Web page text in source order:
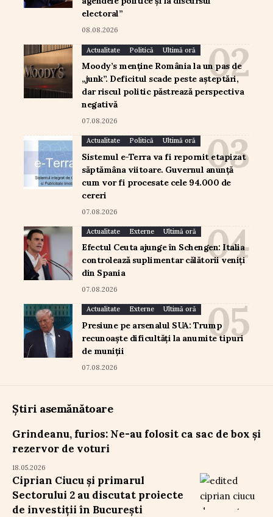
electoral”
08.08.2026
Actualitate Politică Ultimă oră
Moody’s menține România la un pas de
„junk”. Deficitul scade peste așteptări,
dar riscul politic păstrează perspectiva
negativă
07.08.2026
Actualitate Politică Ultimă oră
Sistemul e-Terra va fi repornit etapizat
săptămâna viitoare. Guvernul anunță
cum vor fi procesate cele 94.000 de
cereri
07.08.2026
Actualitate Externe Ultimă oră
Efectul Ceuta ajunge în Schengen: Italia
controlează suplimentar călătorii veniți
din Spania
07.08.2026
Actualitate Externe Ultimă oră
Presiune pe arsenalul SUA: Trump
recunoaște dificultăți la anumite tipuri
de muniții
07.08.2026
Știri asemănătoare
Grindeanu, furios: Ne-au folosit ca sac de box și
rezervor de voturi
18.05.2026
Ciprian Ciucu și primarul
Sectorului 2 au discutat proiecte
de investiții în București